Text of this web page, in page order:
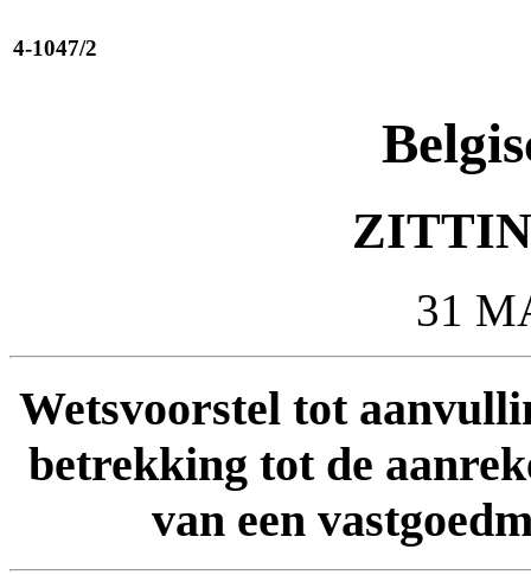
4-1047/2
31
Wetsvoorstel tot
betrekking tot de
van een